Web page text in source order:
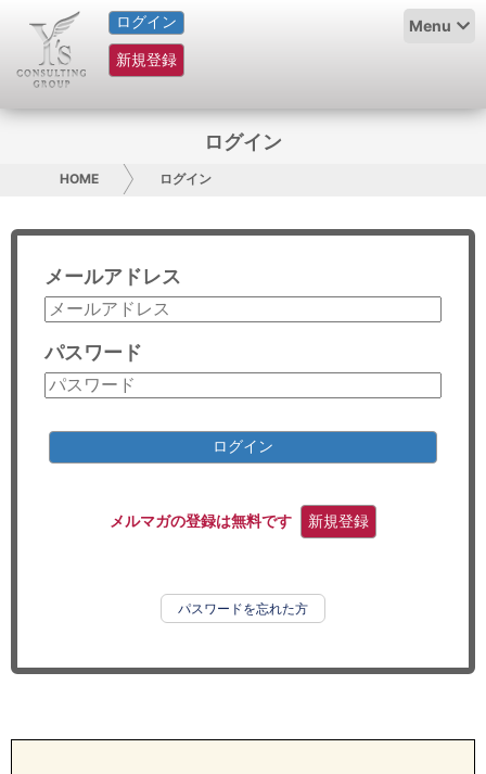
ログイン
新規登録
Menu
HOME
サービス紹介
グループ概要
採用情報
お問い合わせ
コンサルティング
リサーチ
ログイン
HOME ログイン
メールアドレス
パスワード
ログイン
メルマガの登録は無料です 新規登録
パスワードを忘れた方